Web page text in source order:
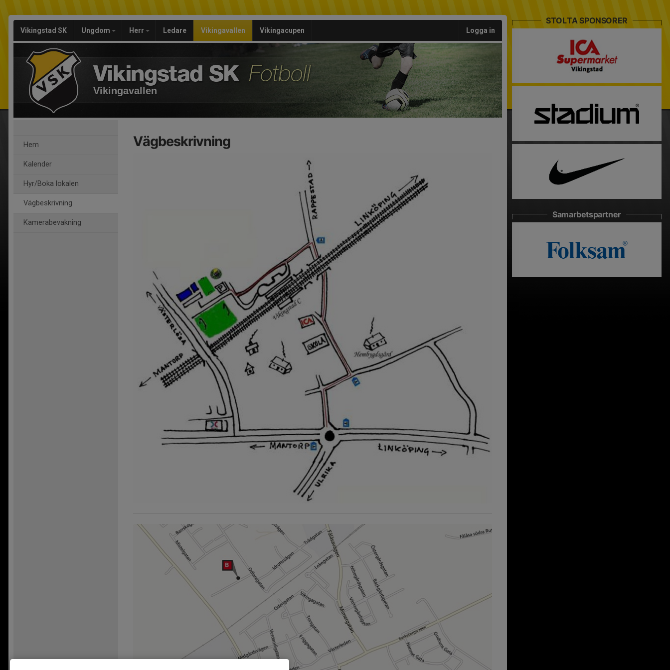
Vikingstad SK Ungdom Herr Ledare Vikingavallen Vikingacupen Logga in
Vikingavallen
Hem
Kalender
Hyr/Boka lokalen
Vägbeskrivning
Kamerabevakning
Vägbeskrivning
STOLTA SPONSORER
Samarbetspartner